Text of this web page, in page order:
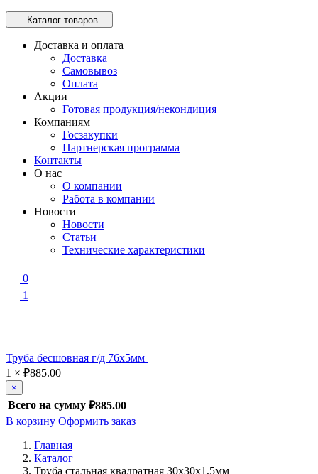
Каталог товаров
Доставка и оплата
Доставка
Самовывоз
Оплата
Акции
Готовая продукция/некондиция
Компаниям
Госзакупки
Партнерская программа
Контакты
О нас
О компании
Работа в компании
Новости
Новости
Статьи
Технические характеристики
0
1
Труба бесшовная г/д 76х5мм
1 × ₽885.00
×
Всего на сумму ₽885.00
В корзину Оформить заказ
Главная
Каталог
Труба стальная квадратная 30х30х1,5мм